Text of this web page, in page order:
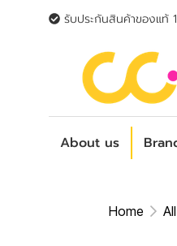
รับประกันสินค้าของแท้
About us
Home